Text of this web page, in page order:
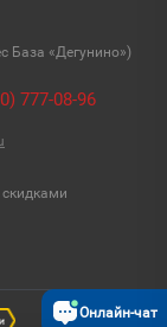
База «Дегунино»)
777-08-96
Онлайн-чат